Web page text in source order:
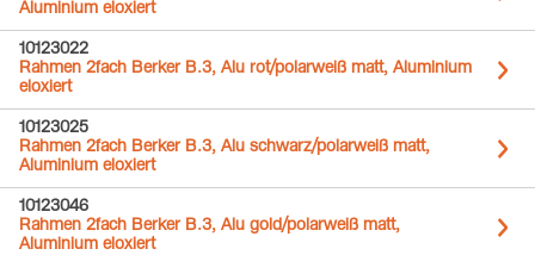
Aluminium eloxiert
10123022
Rahmen 2fach Berker B.3, Alu rot/polarweiß matt, Aluminium
eloxiert
10123025
Rahmen 2fach Berker B.3, Alu schwarz/polarweiß matt,
Aluminium eloxiert
10123046
Rahmen 2fach Berker B.3, Alu gold/polarweiß matt,
Aluminium eloxiert